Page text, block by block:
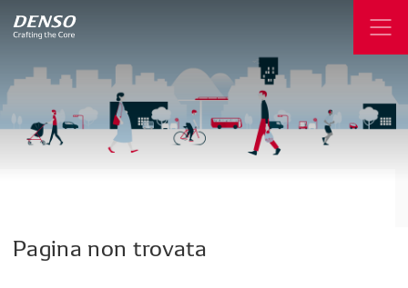
Pagina non trovata